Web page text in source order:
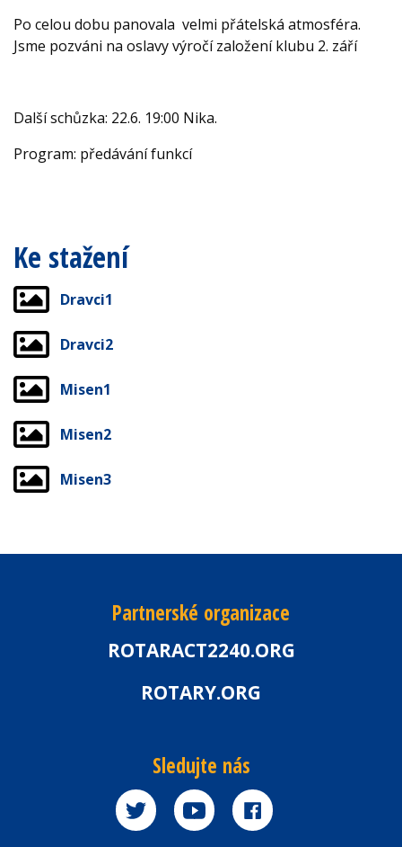
Po celou dobu panovala velmi přátelská atmosféra.
Jsme pozváni na oslavy výročí založení klubu 2. září
Další schůzka: 22.6. 19:00 Nika.
Program: předávání funkcí
Ke stažení
Dravci1
Dravci2
Misen1
Misen2
Misen3
Partnerské organizace
ROTARACT2240.ORG
ROTARY.ORG
Sledujte nás